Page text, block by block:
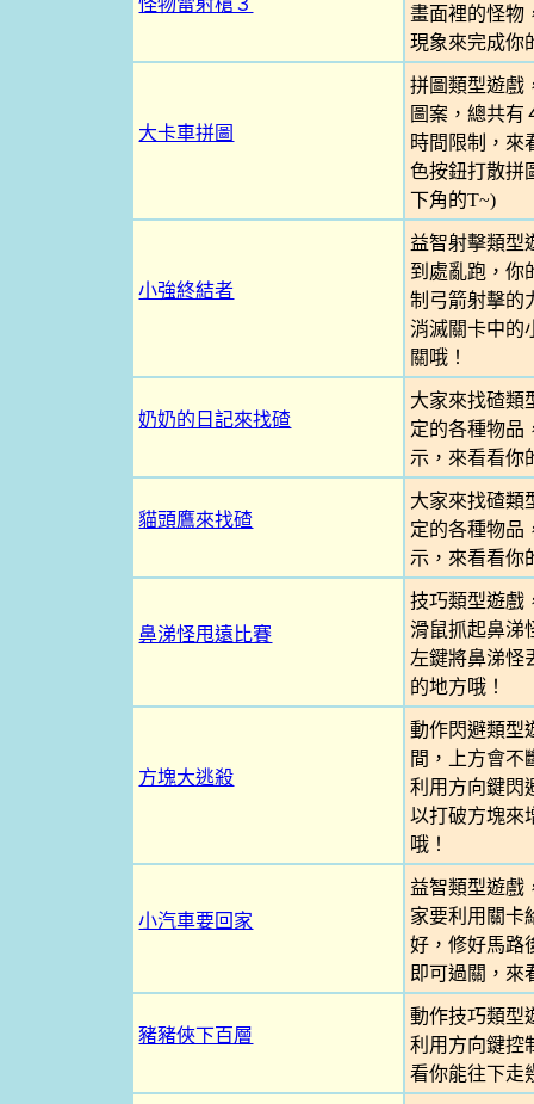
怪物雷射槍３
畫面裡的怪物
現象來完成你
大卡車拼圖
拼圖類型遊戲
圖案，總共有
時間限制，來
色按鈕打散拼
下角的T~)
小強終結者
益智射擊類型
到處亂跑，你
制弓箭射擊的
消滅關卡中的
關哦！
奶奶的日記來找碴
大家來找碴類
定的各種物品
示，來看看你
貓頭鷹來找碴
大家來找碴類
定的各種物品
示，來看看你
鼻涕怪甩遠比賽
技巧類型遊戲
滑鼠抓起鼻涕
左鍵將鼻涕怪
的地方哦！
方塊大逃殺
動作閃避類型
間，上方會不
利用方向鍵閃
以打破方塊來
哦！
小汽車要回家
益智類型遊戲
家要利用關卡
好，修好馬路
即可過關，來
豬豬俠下百層
動作技巧類型
利用方向鍵控
看你能往下走